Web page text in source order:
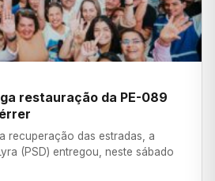
restauração da PE-089
recuperação das estradas, a
(PSD) entregou, neste sábado